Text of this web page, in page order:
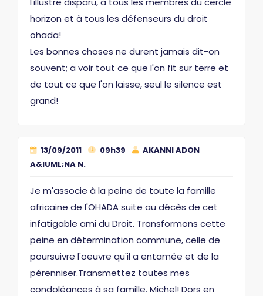
horizon et à tous les défenseurs du droit
ohada!
Les bonnes choses ne durent jamais dit-on
souvent; a voir tout ce que l'on fit sur terre et
de tout ce que l'on laisse, seul le silence est
grand!
13/09/2011 09h39
AKANNI ADON
A&IUML;NA N.
Je m'associe à la peine de toute la famille
africaine de l'OHADA suite au décès de cet
infatigable ami du Droit. Transformons cette
peine en détermination commune, celle de
poursuivre l'oeuvre qu'il a entamée et de la
pérenniser.Transmettez toutes mes
condoléances à sa famille. Michel! Dors en